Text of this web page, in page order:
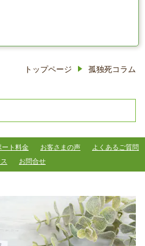
トップページ 孤独死コラム
ート料金 お客さまの声
よくあるご質問
お問合せ